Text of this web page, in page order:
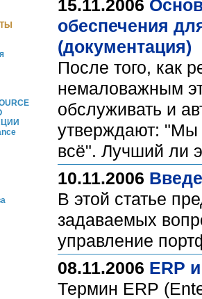
15.11.2006
обеспечения
(документация)
После того, как
немаловажным
обслуживать и
утверждают: "Мы
всё". Лучший ли
10.11.2006
В этой статье
задаваемых
управление
08.11.2006 ERP
Термин ERP